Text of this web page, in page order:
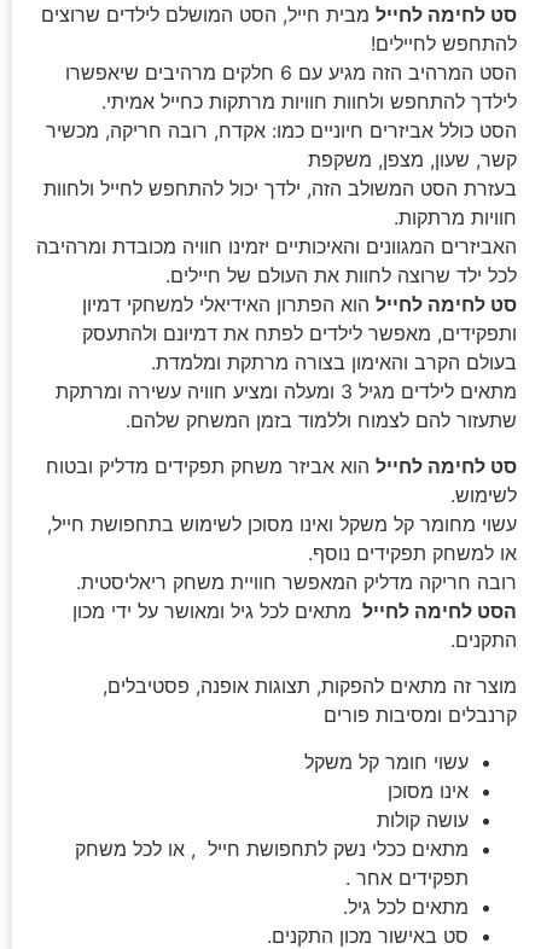
סט לחימה לחייל מבית חייל, הסט המושלם לילדים שרוצים
להתחפש לחיילים!
הסט המרהיב הזה מגיע עם 6 חלקים מרהיבים שיאפשרו
לילדך להתחפש ולחוות חוויות מרתקות כחייל אמיתי.
הסט כולל אביזרים חיוניים כמו: אקדח, רובה חריקה, מכשיר
קשר, שעון, מצפן, משקפת
בעזרת הסט המשולב הזה, ילדך יכול להתחפש לחייל ולחוות
חוויות מרתקות.
האביזרים המגוונים והאיכותיים יזמינו חוויה מכובדת ומרהיבה
לכל ילד שרוצה לחוות את העולם של חיילים.
סט לחימה לחייל הוא הפתרון האידיאלי למשחקי דמיון
ותפקידים, מאפשר לילדים לפתח את דמיונם ולהתעסק
בעולם הקרב והאימון בצורה מרתקת ומלמדת.
מתאים לילדים מגיל 3 ומעלה ומציע חוויה עשירה ומרתקת
שתעזור להם לצמוח וללמוד בזמן המשחק שלהם.
סט לחימה לחייל הוא אביזר משחק תפקידים מדליק ובטוח
לשימוש.
עשוי מחומר קל משקל ואינו מסוכן לשימוש בתחפושת חייל,
או למשחק תפקידים נוסף.
רובה חריקה מדליק המאפשר חוויית משחק ריאליסטית.
הסט לחימה לחייל מתאים לכל גיל ומאושר על ידי מכון
התקנים.
מוצר זה מתאים להפקות, תצוגות אופנה, פסטיבלים,
קרנבלים ומסיבות פורים
עשוי חומר קל משקל
אינו מסוכן
עושה קולות
מתאים ככלי נשק לתחפושת חייל , או לכל משחק
תפקידים אחר .
מתאים לכל גיל.
סט באישור מכון התקנים.